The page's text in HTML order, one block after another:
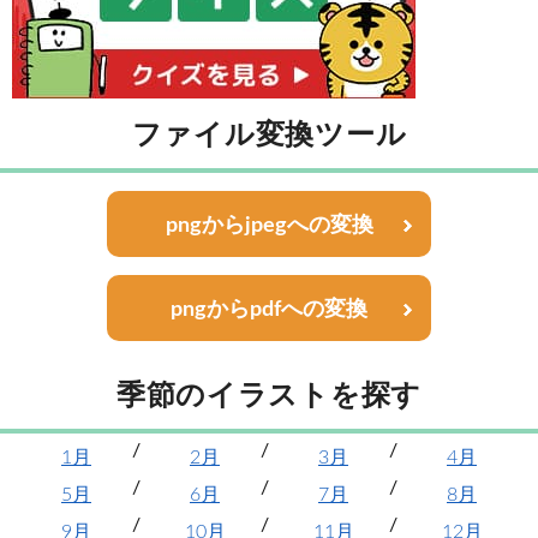
ファイル変換ツール
pngからjpegへの変換
pngからpdfへの変換
季節のイラストを探す
1月 2月 3月
4月
5月
6月 7月
8月
9月
10月 11月
12月